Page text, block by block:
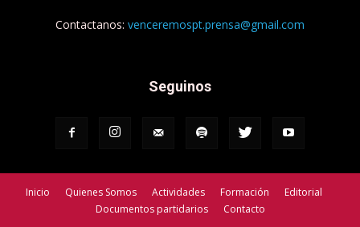
Contactanos: venceremospt.prensa@gmail.com
Seguinos
Inicio Quienes Somos Actividades Formación
Editorial
Documentos partidarios
Contacto